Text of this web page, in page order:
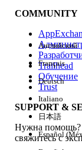
Возможности
COMMUNITY
Trailhead
Обучение
Trust
SUPPORT &
Нужна помощь?
свяжитесь с
Английский
Français
Deutsch
Italiano
日本語
Español